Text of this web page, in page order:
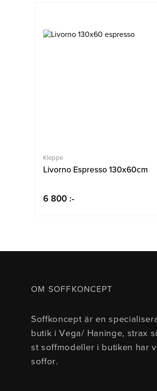
Kleppe
Livorno Espresso 130x60cm
6 800 :-
OM SOFFKONCEPT
Soffkoncept är en
butik i Vega/ Haninge, strax
st soffmodeller i butiken har
soffor.